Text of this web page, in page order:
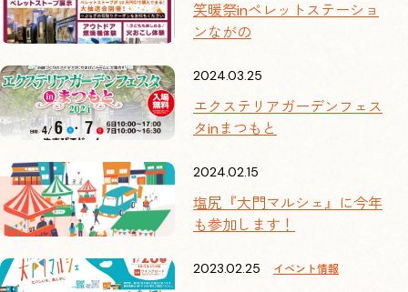
スタッフブログ
お知らせ
生活雑貨
エコポッカ
急速冷却パック
OEM・PBのご案内
笑暖祭inペレットステーショ
ンながの
2024.03.25
エクステリアガーデンフェス
タinまつもと
2024.02.15
塩尻『大門マルシェ』に今年
も参加します！
2023.02.25 イベント情報